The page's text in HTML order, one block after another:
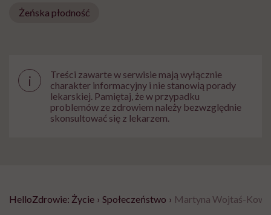
Żeńska płodność
i
Treści zawarte w serwisie mają wyłącznie
charakter informacyjny i nie stanowią porady
lekarskiej. Pamiętaj, że w przypadku
problemów ze zdrowiem należy bezwzględnie
skonsultować się z lekarzem.
HelloZdrowie: Życie › Społeczeństwo › Martyna Wojtaś-